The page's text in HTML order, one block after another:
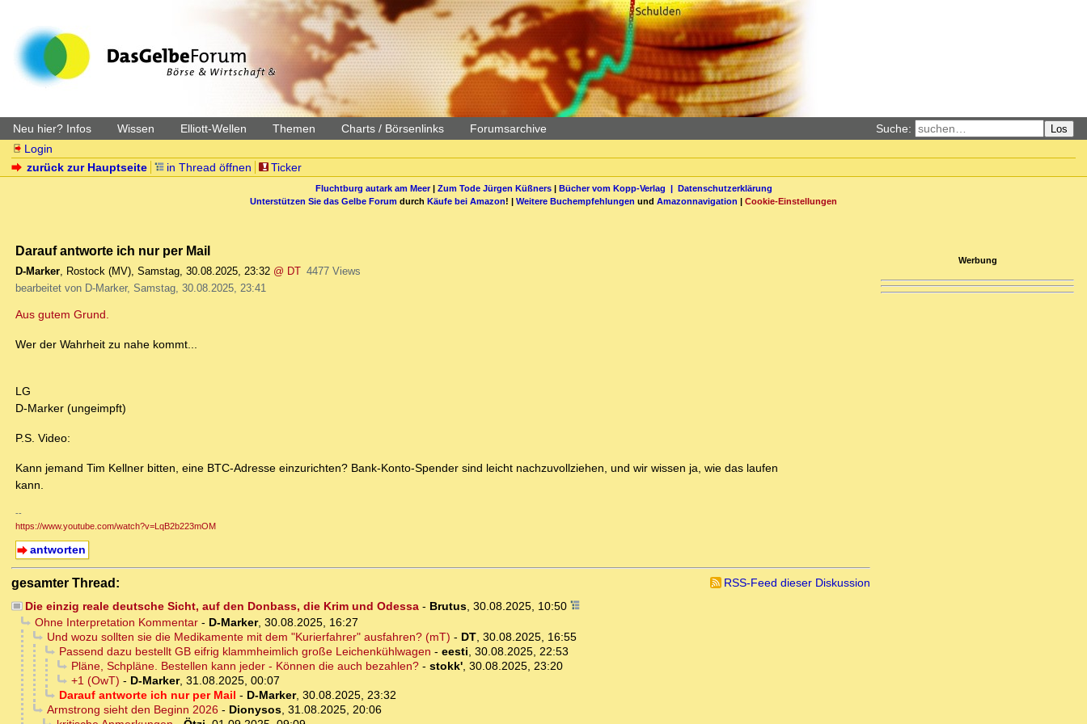
Neu hier? Infos Wissen Elliott-Wellen Themen Charts / Börsenlinks Forumsarchive Suche: Los
Login
zurück zur Hauptseite
in Thread öffnen Ticker
Fluchtburg autark am Meer| Zum Tode Jürgen Küßners| Bücher vom Kopp-Verlag | Datenschutzerklärung
Unterstützen Sie das Gelbe Forum durch Käufe bei Amazon! | Weitere Buchempfehlungen und Amazonnavigation | Cookie-Einstellungen
Darauf antworte ich nur per Mail
D-Marker, Rostock (MV), Samstag, 30.08.2025, 23:32 @ DT 4477 Views
bearbeitet von D-Marker, Samstag, 30.08.2025, 23:41
Aus gutem Grund.
Wer der Wahrheit zu nahe kommt...
LG
D-Marker (ungeimpft)
P.S. Video:
Kann jemand Tim Kellner bitten, eine BTC-Adresse einzurichten? Bank-Konto-Spender sind leicht nachzuvollziehen, und wir wissen ja, wie das laufen
kann.
--
https://www.youtube.com/watch?v=LqB2b223mOM
antworten
gesamter Thread:
RSS-Feed dieser Diskussion
Die einzig reale deutsche Sicht, auf den Donbass, die Krim und Odessa- Brutus, 30.08.2025, 10:50
Ohne Interpretation Kommentar- D-Marker, 30.08.2025, 16:27
Und wozu sollten sie die Medikamente mit dem "Kurierfahrer" ausfahren? (mT) - DT, 30.08.2025, 16:55
Passend dazu bestellt GB eifrig klammheimlich große Leichenkühlwagen - eesti, 30.08.2025, 22:53
Pläne, Schpläne. Bestellen kann jeder - Können die auch bezahlen?- stokk', 30.08.2025, 23:20
+1 (OwT) - D-Marker, 31.08.2025, 00:07
Darauf antworte ich nur per Mail - D-Marker, 30.08.2025, 23:32
Armstrong sieht den Beginn 2026- Dionysos, 31.08.2025, 20:06
Werbung